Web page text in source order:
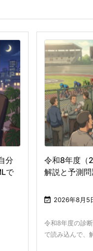
分
で
令和8年度（
解説と予測
 2026年8月5
令和8年度の診
で読み込んで、